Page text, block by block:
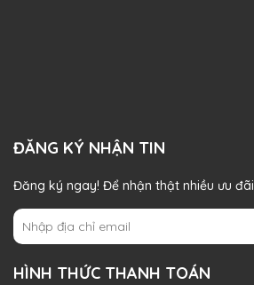
ĐĂNG KÝ NHẬN TIN
Đăng ký ngay! Để nhận thật nhiều ưu đãi
HÌNH THỨC THANH TOÁN